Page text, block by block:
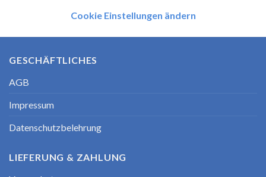
Cookie Einstellungen ändern
GESCHÄFTLICHES
AGB
Impressum
Datenschutzbelehrung
LIEFERUNG & ZAHLUNG